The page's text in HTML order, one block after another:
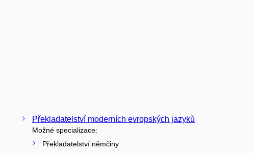
Překladatelství moderních evropských jazyků
Možné specializace:
Překladatelství němčiny